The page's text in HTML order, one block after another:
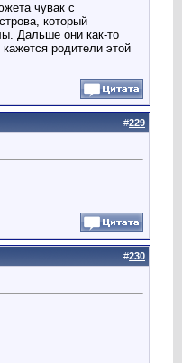
чувак с
который
Дальше они как-то
родители этой
#229
#230